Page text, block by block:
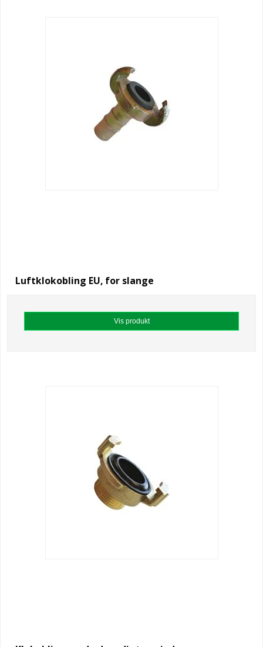
Luftklokobling EU, for slange
Vis produkt